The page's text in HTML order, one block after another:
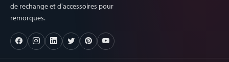
de rechange et d'accessoires pour
remorques.